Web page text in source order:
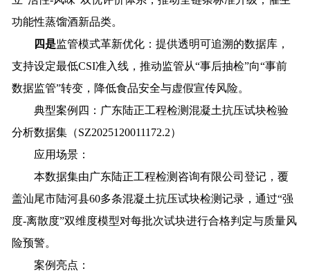
功能性蒸馏酒新品类。
四是监管模式革新优化：提供透明可追溯的数据库，
支持设定最低CSI准入线，推动监管从“事后抽检”向“事前
数据监管”转变，降低食品安全与虚假宣传风险。
典型案例四：广东陆正工程检测混凝土抗压试块检验
分析数据集（SZ2025120011172.2）
应用场景：
本数据集由广东陆正工程检测咨询有限公司登记，覆
盖汕尾市陆河县60多条混凝土抗压试块检测记录，通过“强
度-离散度”双维度模型对每批次试块进行合格判定与质量风
险预警。
案例亮点：